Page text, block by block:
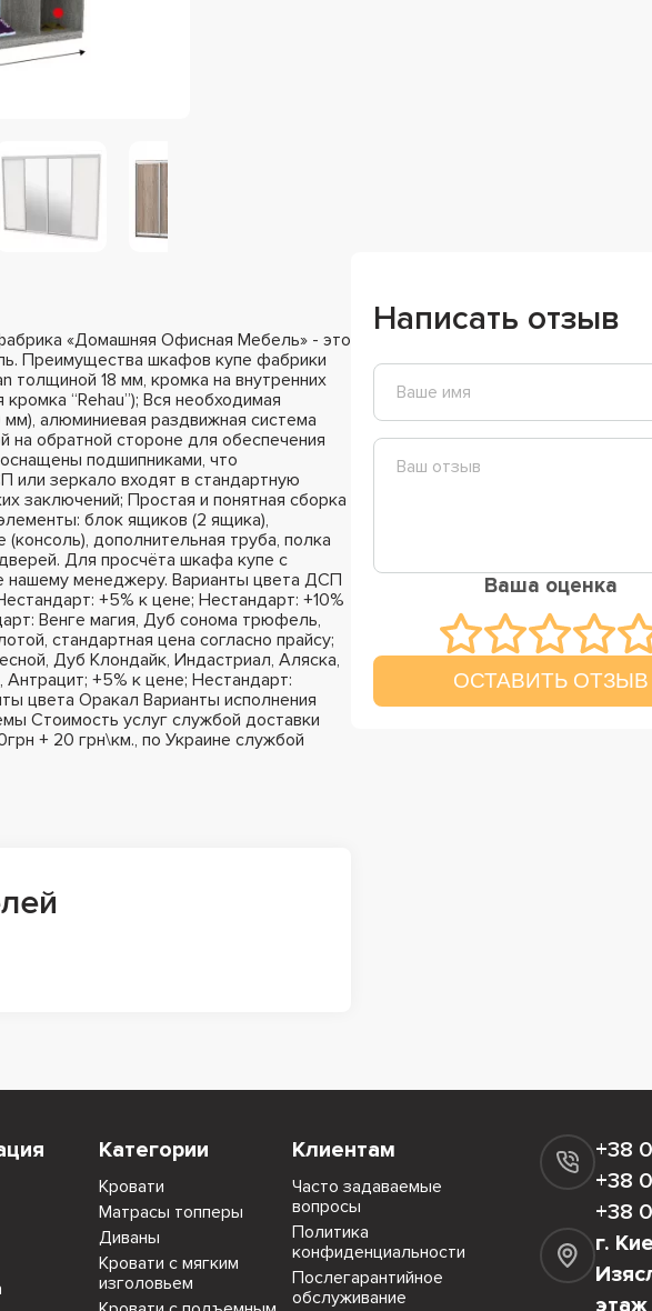
«Домашняя Офисная Мебель» - это
Преимущества шкафов купе фабрики
18 мм, кромка на внутренних
“Rehau”); Вся необходимая
алюминиевая раздвижная система
на обратной стороне для обеспечения
подшипниками, что
зеркало входят в стандартную
заключений; Простая и понятная сборка
блок ящиков (2 ящика),
дополнительная труба, полка
Для просчёта шкафа купе с
нашему менеджеру. Варианты цвета ДСП
+5% к цене; Нестандарт: +10%
Венге магия, Дуб сонома трюфель,
стандартная цена согласно прайсу;
Дуб Клондайк, Индастриал, Аляска,
+5% к цене; Нестандарт:
цвета Оракал Варианты исполнения
Стоимость услуг службой доставки
+ 20 грн\км., по Украине службой
Написать отзыв
Ваша оценка
ОСТАВИТЬ ОТЗЫВ
Категории
Кровати
Матрасы топперы
Диваны
Кровати с мягким
изголовьем
Клиентам
Часто задаваемые
вопросы
Политика
конфиденциальности
Послегарантийное
обслуживание
+38
+38
+38
г.
этаж